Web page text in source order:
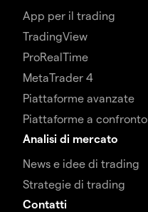
App per il trading
TradingView
ProRealTime
MetaTrader 4
Piattaforme avanzate
Piattaforme a confronto
Analisi di mercato
News e idee di trading
Strategie di trading
Contatti